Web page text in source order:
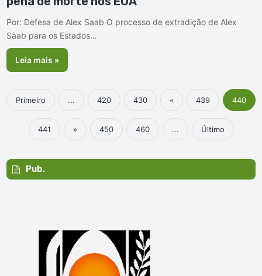
Por: Defesa de Alex Saab O processo de extradição de Alex
Saab para os Estados…
Leia mais »
Primeiro ... 420 430 « 439 440
441 » 450 460 ... Último
Pub.